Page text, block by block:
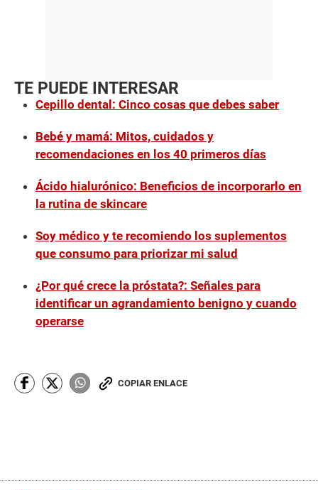
TE PUEDE INTERESAR
Cepillo dental: Cinco cosas que debes saber
Bebé y mamá: Mitos, cuidados y
recomendaciones en los 40 primeros días
Ácido hialurónico: Beneficios de incorporarlo en
la rutina de skincare
Soy médico y te recomiendo los suplementos
que consumo para priorizar mi salud
¿Por qué crece la próstata?: Señales para
identificar un agrandamiento benigno y cuando
operarse
COPIAR ENLACE